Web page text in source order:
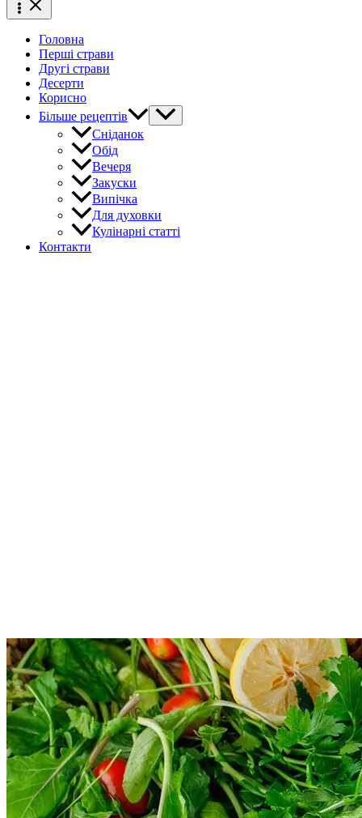
Головна
Перші страви
Другі страви
Десерти
Корисно
Більше рецептів
Сніданок
Обід
Вечеря
Закуски
Випічка
Для духовки
Кулінарні статті
Контакти